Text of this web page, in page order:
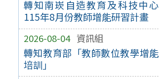
轉知南崁自造教育及科技中心
115年8月份教師增能研習計畫
2026-08-04 資訊組
轉知教育部「教師數位教學增能
培訓」